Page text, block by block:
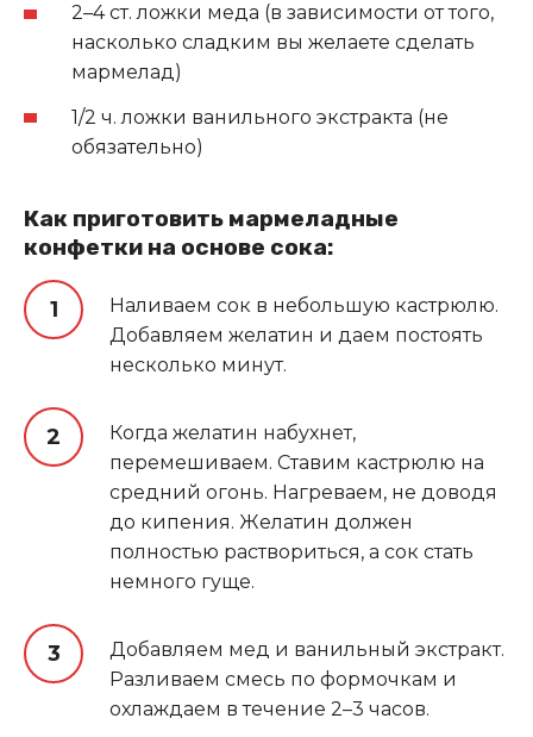
2–4 ст. ложки меда (в зависимости от того,
насколько сладким вы желаете сделать
мармелад)
1/2 ч. ложки ванильного экстракта (не
обязательно)
Как приготовить мармеладные
конфетки на основе сока:
Наливаем сок в небольшую кастрюлю.
Добавляем желатин и даем постоять
несколько минут.
Когда желатин набухнет,
перемешиваем. Ставим кастрюлю на
средний огонь. Нагреваем, не доводя
до кипения. Желатин должен
полностью раствориться, а сок стать
немного гуще.
Добавляем мед и ванильный экстракт.
Разливаем смесь по формочкам и
охлаждаем в течение 2–3 часов.